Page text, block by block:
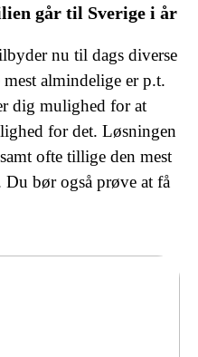
går til Sverige i år
nu til dags diverse
almindelige er p.t.
dig mulighed for at
for det. Løsningen
ofte tillige den mest
bør også prøve at få